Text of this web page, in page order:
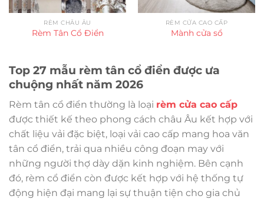
Top 27 mẫu rèm tân cổ điển được ưa
chuộng nhất năm 2026
Rèm tân cổ điển thường là loại rèm cửa cao cấp
được thiết kế theo phong cách châu Âu kết hợp với
chất liệu vải đặc biệt, loại vải cao cấp mang hoa văn
tân cổ điển, trải qua nhiều công đoạn may với
những người thợ dày dặn kinh nghiệm. Bên cạnh
đó, rèm cổ điển còn được kết hợp với hệ thống tự
động hiện đại mang lại sự thuận tiện cho gia chủ
RÈM CHÂU ÂU
Rèm Tân Cổ Điển
RÈM CỬA CAO CẤP
Mành cửa sổ